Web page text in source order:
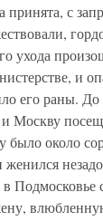
с
ухода
и
его раны.
Москву
было около
в